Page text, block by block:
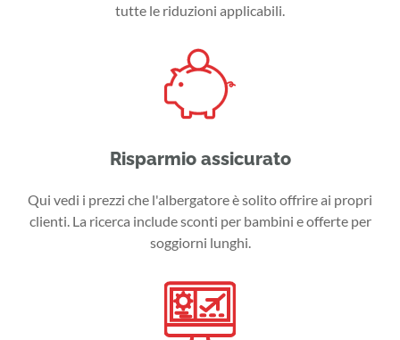
tutte le riduzioni applicabili.
Risparmio assicurato
Qui vedi i prezzi che l'albergatore è solito offrire ai propri
clienti. La ricerca include sconti per bambini e offerte per
soggiorni lunghi.